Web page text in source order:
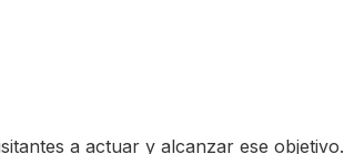
a actuar y alcanzar ese objetivo.